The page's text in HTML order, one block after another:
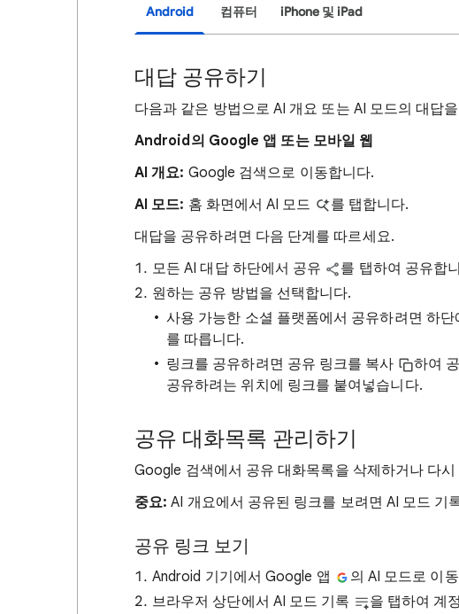
Android 컴퓨터 iPhone 및 iPad
대답 공유하기
다음과 같은 방법으로 AI 개요 또는 AI 모드의 대답
Android의 Google 앱 또는 모바일 웹
AI 개요: Google 검색으로 이동합니다.
AI 모드: 홈 화면에서 AI 모드
를 탭합니다.
대답을 공유하려면 다음 단계를 따르세요.
모든 AI 대답 하단에서 공유
를 탭하여 공유합
원하는 공유 방법을 선택합니다.
사용 가능한 소셜 플랫폼에서 공유하려면 하
를 따릅니다.
링크를 공유하려면 공유 링크를 복사
하여
공유하려는 위치에 링크를 붙여넣습니다.
공유 대화목록 관리하기
Google 검색에서 공유 대화목록을 삭제하거나 다
중요: AI 개요에서 공유된 링크를 보려면 AI 모드 기
공유 링크 보기
Android 기기에서 Google 앱
의 AI 모드로 이
브라우저 상단에서 AI 모드 기록
을 탭하여 계